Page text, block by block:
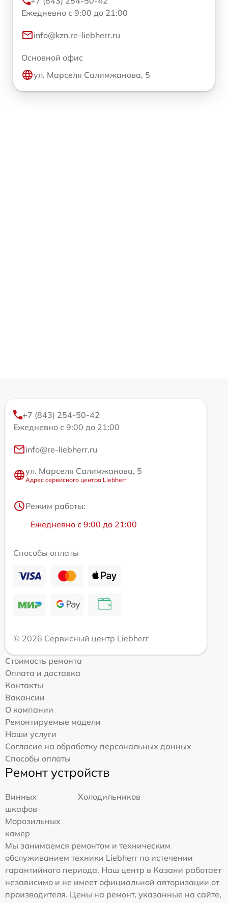
Ежедневно с 9:00 до 21:00
info@kzn.re-liebherr.ru
Основной офис
ул. Марселя Салимжанова, 5
+7 (843) 254-50-42
Ежедневно с 9:00 до 21:00
info@re-liebherr.ru
ул. Марселя Салимжанова, 5
Адрес сервисного центра Liebherr
Режим работы:
Ежедневно с 9:00 до 21:00
Способы оплаты
© 2026 Сервисный центр Liebherr
Стоимость ремонта
Оплата и доставка
Контакты
Вакансии
О компании
Ремонтируемые модели
Наши услуги
Согласие на обработку персональных данных
Способы оплаты
Ремонт устройств
Винных
шкафов
Холодильников
Морозильных
камер
Мы занимаемся ремонтом и техническим
обслуживанием техники Liebherr по истечении
гарантийного периода. Наш центр в Казани работает
независимо и не имеет официальной авторизации от
производителя. Цены на ремонт, указанные на сайте,